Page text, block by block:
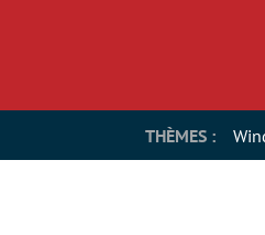
THÈMES :